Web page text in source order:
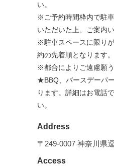
い。
※ご予約時間枠内で駐
いただいた上、ご案内い
※駐車スペースに限り
約の先着順となります。
※都合によりご遠慮願
★BBQ、バースデーパ
ります。詳細はお電話
い。
Address
〒249-0007 神奈川県
Access